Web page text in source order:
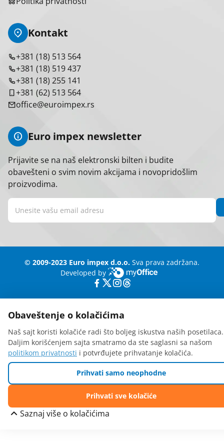
Kontakt
+381 (18) 513 564
+381 (18) 519 437
+381 (18) 255 141
+381 (62) 513 564
office@euroimpex.rs
Euro impex newsletter
Prijavite se na naš elektronski bilten i budite
obavešteni o svim novim akcijama i novopridošlim
proizvodima.
© 2009-2023 Euro impex d.o.o. Sva prava zadržana.
Developed by
myOffice
Obaveštenje o kolačićima
Naš sajt koristi kolačiće radi što boljeg iskustva naših posetilaca.
Daljim korišćenjem sajta smatramo da ste saglasni sa našom
politikom privatnosti i potvrđujete prihvatanje kolačića.
Saznaj više o kolačićima
Prihvati samo neophodne
Prihvati sve kolačiće